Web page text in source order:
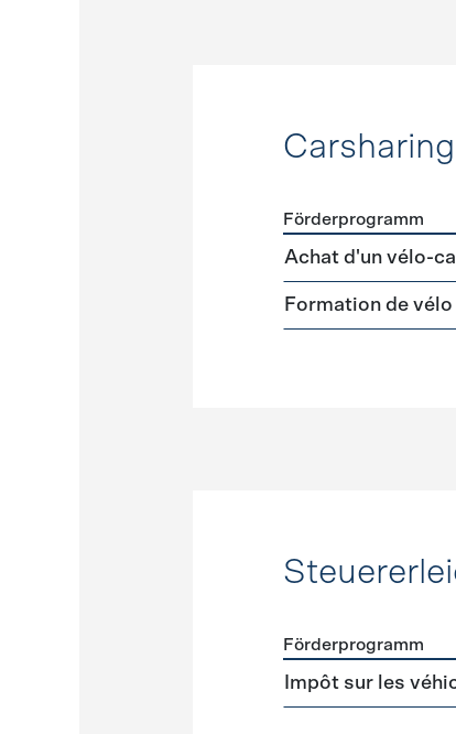
Förderprogramme
Förderprogramm
Achat d'un vélo-
Formation de vélo
Förderprogramme
Förderprogramm
Impôt sur les